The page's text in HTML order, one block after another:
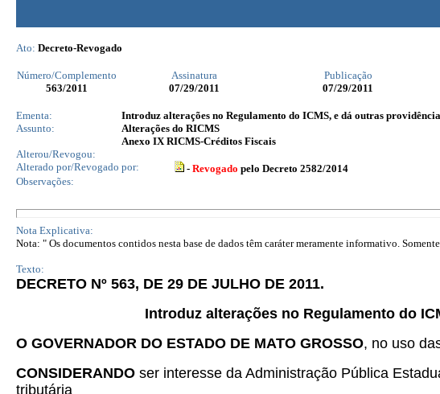
Ato: Decreto-Revogado
Número/Complemento Assinatura Publicação
563/2011 07/29/2011 07/29/2011
Ementa:
Introduz alterações no Regulamento do ICMS, e dá outras
Assunto:
Alterações do RICMS
Anexo IX RICMS-Créditos Fiscais
Alterou/Revogou:
Alterado por/Revogado por:
- Revogado pelo Decreto 2582/2014
Observações:
Nota Explicativa:
Nota: " Os documentos contidos nesta base de dados têm caráter meramente informativo.
Texto:
DECRETO Nº 563, DE 29 DE JULHO DE 2011.
Introduz alterações no Regulamento do
O GOVERNADOR DO ESTADO DE MATO GROSSO, no uso
CONSIDERANDO ser interesse da Administração Pública
tributária